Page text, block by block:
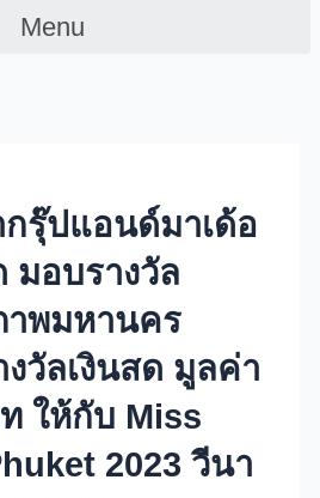
Menu
รุ๊ปแอนด์มาเด้อ
มอบรางวัล
าพมหานคร
วัลเงินสด มูลค่า
ให้กับ Miss
2023 วีนา